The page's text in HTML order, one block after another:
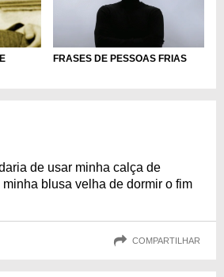
FRASES DE PESSOAS FRIAS
de usar minha calça de
blusa velha de dormir o fim
COMPARTILHAR